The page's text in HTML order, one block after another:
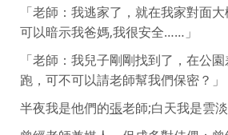
「老師：我逃家了，就在我家對面
可以暗示我爸媽,我很安全……」
「老師：我兒子剛剛找到了，在公
跑，可不可以請老師幫我們保密？」
半夜我是他們的張老師;白天我是雲